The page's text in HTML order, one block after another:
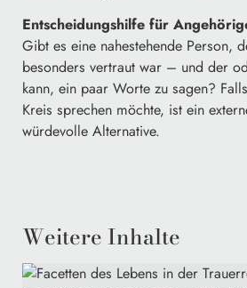
Entscheidungshilfe für
Gibt es eine nahestehende Person,
besonders vertraut war – und der
kann, ein paar Worte zu sagen?
Kreis sprechen möchte, ist ein
würdevolle Alternative.
Weitere Inhalte